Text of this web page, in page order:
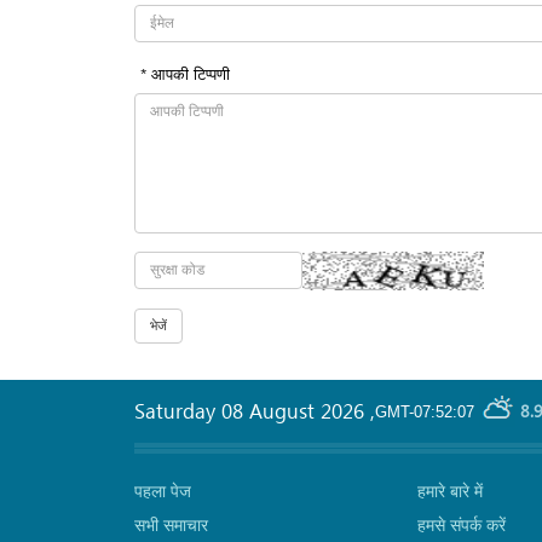
* आपकी टिप्पणी
GMT-07:52:07
Saturday 08 August 2026 ,
पहला पेज
सभी समाचार
हमारे बारे में
हमसे संपर्क करें